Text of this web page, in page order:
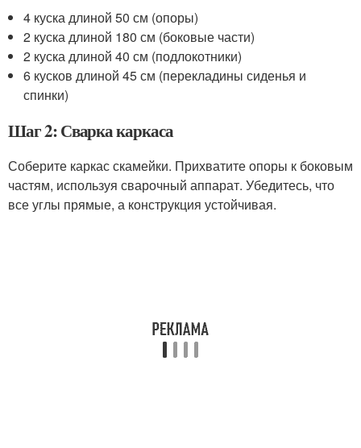
4 куска длиной 50 см (опоры)
2 куска длиной 180 см (боковые части)
2 куска длиной 40 см (подлокотники)
6 кусков длиной 45 см (перекладины сиденья и
спинки)
Шаг 2: Сварка каркаса
Соберите каркас скамейки. Прихватите опоры к боковым
частям, используя сварочный аппарат. Убедитесь, что
все углы прямые, а конструкция устойчивая.